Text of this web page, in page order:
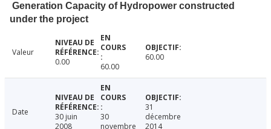
Generation Capacity of Hydropower constructed
under the project
Valeur
0.00
60.00
60.00
Date
30 juin
2008
30
novembre
31
décembre
2014